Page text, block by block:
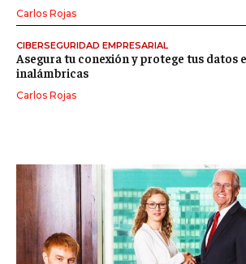
Carlos Rojas
CIBERSEGURIDAD EMPRESARIAL
Asegura tu conexión y protege tus datos
inalámbricas
Carlos Rojas